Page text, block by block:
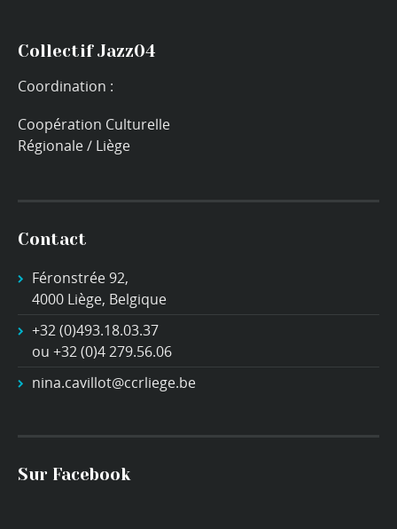
Collectif Jazz04
Coordination :
Coopération Culturelle
Régionale / Liège
Contact
Féronstrée 92,
4000 Liège, Belgique
+32 (0)493.18.03.37
ou +32 (0)4 279.56.06
nina.cavillot@ccrliege.be
Sur Facebook